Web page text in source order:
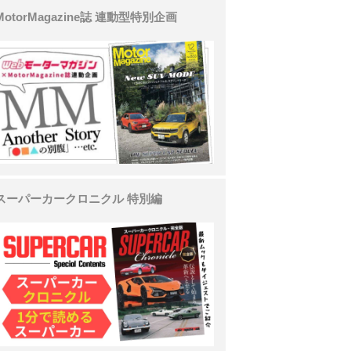
誌 連動型特別企画
ーパーカークロニクル 特別編